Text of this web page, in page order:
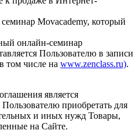
Movacademy, который
онлайн-семинар
Пользователю в записи
том числе на www.zenclass.ru).
является
приобретать для
и иных нужд Товары,
на Сайте.